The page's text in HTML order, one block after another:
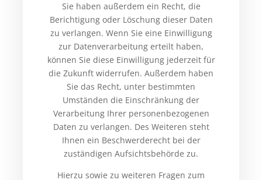
Sie haben außerdem ein Recht, die
Berichtigung oder Löschung dieser Daten
zu verlangen. Wenn Sie eine Einwilligung
zur Datenverarbeitung erteilt haben,
können Sie diese Einwilligung jederzeit für
die Zukunft widerrufen. Außerdem haben
Sie das Recht, unter bestimmten
Umständen die Einschränkung der
Verarbeitung Ihrer personenbezogenen
Daten zu verlangen. Des Weiteren steht
Ihnen ein Beschwerderecht bei der
zuständigen Aufsichtsbehörde zu.
Hierzu sowie zu weiteren Fragen zum